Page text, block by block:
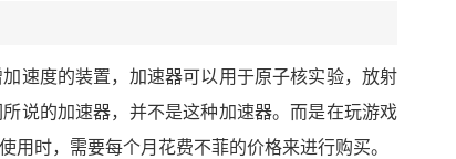
速度的装置，加速器可以用于原子核实验，放射
说的加速器，并不是这种加速器。而是在玩游戏
时，需要每个月花费不菲的价格来进行购买。